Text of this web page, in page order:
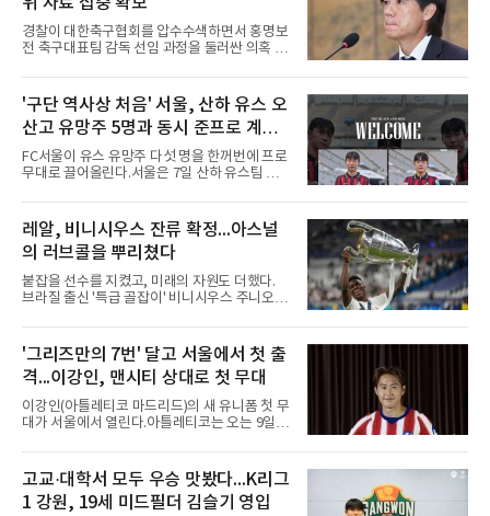
스에게 155㎞ 강속구를 던져 허벅지를 맞혔다.
앞서 시애틀 선발 브라이언 우의 공에 세 차례나
맞았던 디트로이트 선수들은 분을 참지 못하고
그라운드로 뛰쳐나왔다.심판
경찰이 대한축구협회를 압수수색하면서 홍명보
전 축구대표팀 감독 선임 과정을 둘러싼 의혹 규
비판이 홍 전 감독에게 집중됐지만 경찰의 시선
은 다른 곳을 향한다. 성적 부진과 별개로 선임
과정에 부당함이 있었는지가 수사의 본류다.7일
연합뉴스 취재를 종합하면 서울경찰청 광역수사
단 금융범죄수사대는 전날 축구협회 사무실 등
을 압수수색해 감독 선임 관련 자료를 다수 확보
했다. 특히 감독 후보를 검토해 이사회에 추천하
독을 1순위 후보로 정하고 검증한 과정, 이사회
의 최종 승인 경위를 살
'구단 역사상 처음' 서울, 산하 유스 오
산고 유망주 5명과 동시 준프로 계
약...ACL2 겨냥
FC서울이 유스 유망주 다섯 명을 한꺼번에 프로
무대로 끌어올린다.서울은 7일 산하 유스팀 서
다고 밝혔다. 한 번에 다섯 명과 계약한 것은 구
단 역사상 처음으로, 3학년 김강준·신지섭·이서
현·정현웅과 2학년 정하원이 대상이다.오산고의
성적이 배경이 됐다. 올 시즌 백운기 전국 고등학
교 축구대회와 코리아풋볼파크 U-18 챔피언스
컵, K리그 U-17 챔피언십을 잇달아 제패했다.시
기도 맞물렸다. 서울은 9월 시작하는 아시아축
무대 경험을 주려 했다.면면도 다양하다. 측면 공
격수 정현웅은 돌파력이
레알, 비니시우스 잔류 확정...아스널
의 러브콜을 뿌리쳤다
붙잡을 선수를 지켰고, 미래의 자원도 더했다.
브라질 출신 '특급 골잡이' 비니시우스 주니오르
이어간다.스페인 프로축구 프리메라리가 '거함'
레알 마드리드는 7일(한국시간) 비니시우스와
2032년 6월 30일까지 유효한 6년 연장 계약에
합의했다고 공식 발표했다. 비니시우스는 재계
약 확정 후 사회관계망서비스(SNS)에 베르나베
우에서의 8년은 너무 짧다며, 앞으로 6년, 그리
고 영원히 함께하겠다고 애정을 드러냈다.성사
관심을 받았는데, 18개월간 이어진 재계약 협상
이 한때 교착됐기 때문이다. 그러
'그리즈만의 7번' 달고 서울에서 첫 출
격...이강인, 맨시티 상대로 첫 무대
이강인(아틀레티코 마드리드)의 새 유니폼 첫 무
대가 서울에서 열린다.아틀레티코는 오는 9일
와 2026 쿠팡플레이 시리즈 친선 경기를 치른다.
구단 소집 명단에 이강인이 포함되면서 변수가
없는 한 그의 첫 출격은 서울이 된다.등번호부터
무게가 실렸다. 이강인은 첫 경기부터 7번을 단
고교·대학서 모두 우승 맛봤다...K리그
1 강원, 19세 미드필더 김슬기 영입